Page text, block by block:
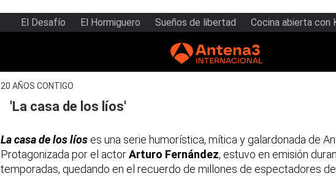
El Desafío El Hormiguero Sueños de libertad Cocina abierta con
20 AÑOS CONTIGO
'La casa de los líos'
La casa de los líos es una serie humorística, mítica y galardonada de
Protagonizada por el actorArturo Fernández, estuvo en emisión
temporadas, quedando en el recuerdo de millones de espectadores